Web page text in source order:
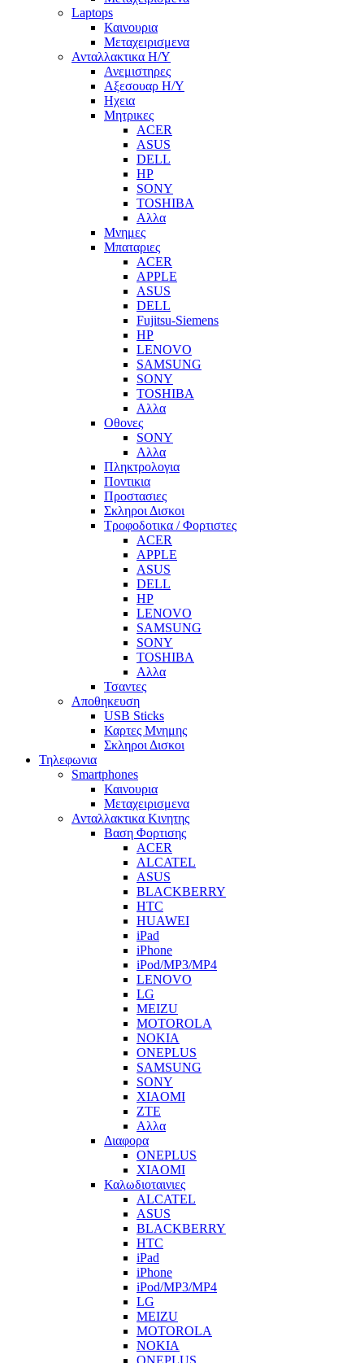
Laptops
Καινουρια
Μεταχειρισμενα
Ανταλλακτικα H/Y
Ανεμιστηρες
Αξεσουαρ Η/Υ
Ηχεια
Μητρικες
ACER
ASUS
DELL
HP
SONY
TOSHIBA
Αλλα
Μνημες
Μπαταριες
ACER
APPLE
ASUS
DELL
Fujitsu-Siemens
HP
LENOVO
SAMSUNG
SONY
TOSHIBA
Αλλα
Οθονες
SONY
Αλλα
Πληκτρολογια
Ποντικια
Προστασιες
Σκληροι Δισκοι
Τροφοδοτικα / Φορτιστες
ACER
APPLE
ASUS
DELL
HP
LENOVO
SAMSUNG
SONY
TOSHIBA
Αλλα
Τσαντες
Αποθηκευση
USB Sticks
Καρτες Μνημης
Σκληροι Δισκοι
Τηλεφωνια
Smartphones
Καινουρια
Μεταχειρισμενα
Ανταλλακτικα Κινητης
Βαση Φορτισης
ACER
ALCATEL
ASUS
BLACKBERRY
HTC
HUAWEI
iPad
iPhone
iPod/MP3/MP4
LENOVO
LG
MEIZU
MOTOROLA
NOKIA
ONEPLUS
SAMSUNG
SONY
XIAOMI
ZTE
Αλλα
Διαφορα
ONEPLUS
XIAOMI
Καλωδιοταινιες
ALCATEL
ASUS
BLACKBERRY
HTC
iPad
iPhone
iPod/MP3/MP4
LG
MEIZU
MOTOROLA
NOKIA
ONEPLUS